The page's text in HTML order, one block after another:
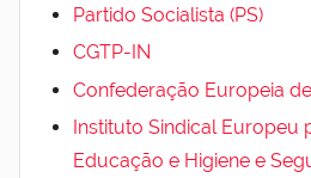
Partido Socialista (PS)
CGTP-IN
Confederação Europeia
Instituto Sindical Europeu
Educação e Higiene e